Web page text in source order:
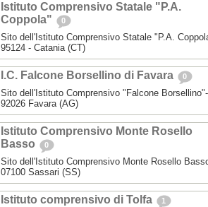
Istituto Comprensivo Statale "P.A.
Coppola"
0
Sito dell'Istituto Comprensivo Statale "P.A.
95124 - Catania (CT)
I.C. Falcone Borsellino di Favara 0
Sito dell'Istituto Comprensivo "Falcone
92026 Favara (AG)
Istituto Comprensivo Monte Rosello
Basso
0
Sito dell'Istituto Comprensivo Monte Rosello
07100 Sassari (SS)
Istituto comprensivo di Tolfa 1